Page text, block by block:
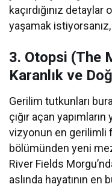
kaçırdığınız
yaşamak
3. Otopsi (The
Karanlık ve
Gerilim tutkunları
çığır açan yapımların
vizyonun en gerilimli
bölümünden yeni
River Fields
aslında hayatının en